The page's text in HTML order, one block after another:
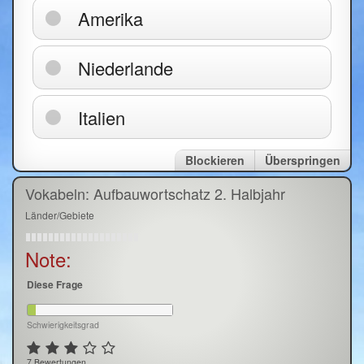
Amerika
Niederlande
Italien
Überspringen
Blockieren
Vokabeln: Aufbauwortschatz 2. Halbjahr
Länder/Gebiete
Note:
Diese Frage
Schwierigkeitsgrad